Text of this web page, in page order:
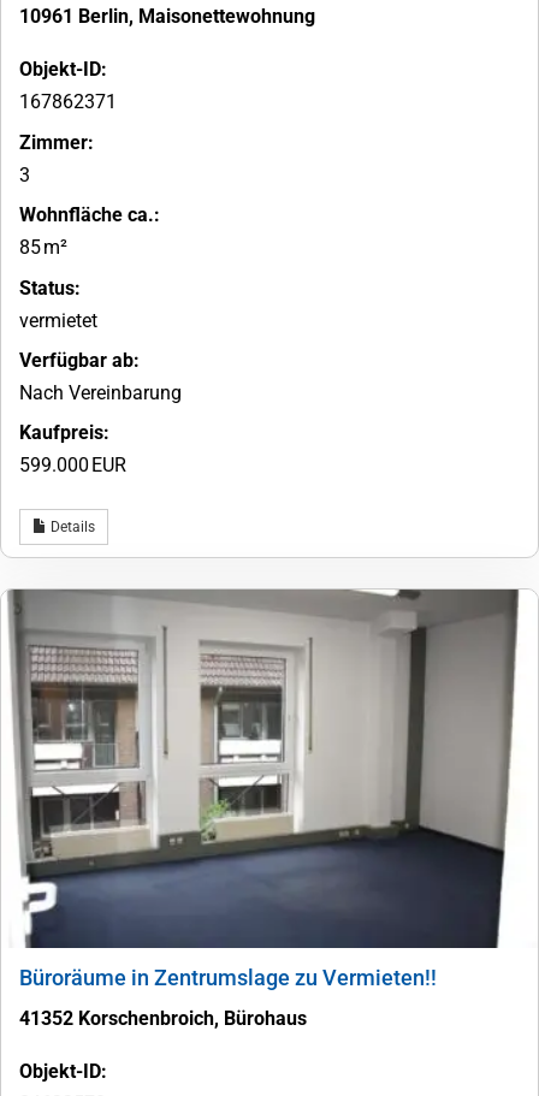
10961 Berlin, Maisonettewohnung
Objekt-ID:
167862371
Zimmer:
3
Wohnfläche ca.:
85 m²
Status:
vermietet
Verfügbar ab:
Nach Vereinbarung
Kaufpreis:
599.000 EUR
Details
Büroräume in Zentrumslage zu Vermieten!!
41352 Korschenbroich, Bürohaus
Objekt-ID: